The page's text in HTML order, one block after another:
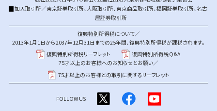
加入取引所／東京証券取引所、大阪取引所、 東京商品取引所、福岡証券取引所、名古
屋証券取引所
復興特別所得税について／
2013年1月1日から2037年12月31日までの25年間、復興特別所得税が課税されます。
復興特別所得税リーフレット
復興特別所得税Q&A
75才以上のお客様へのお知らせとお願い／
75才以上のお客様との取引に関するリーフレット
FOLLOW US